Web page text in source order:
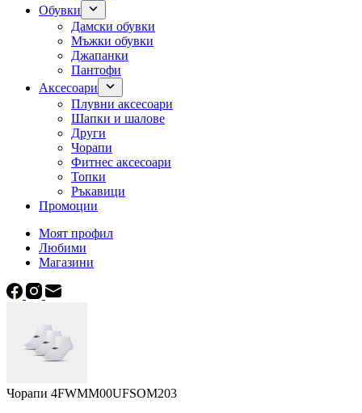
Обувки
Дамски обувки
Мъжки обувки
Джапанки
Пантофи
Аксесоари
Плувни аксесоари
Шапки и шалове
Други
Чорапи
Фитнес аксесоари
Топки
Ръкавици
Промоции
Моят профил
Любими
Магазини
Чорапи 4FWMM00UFSOM203